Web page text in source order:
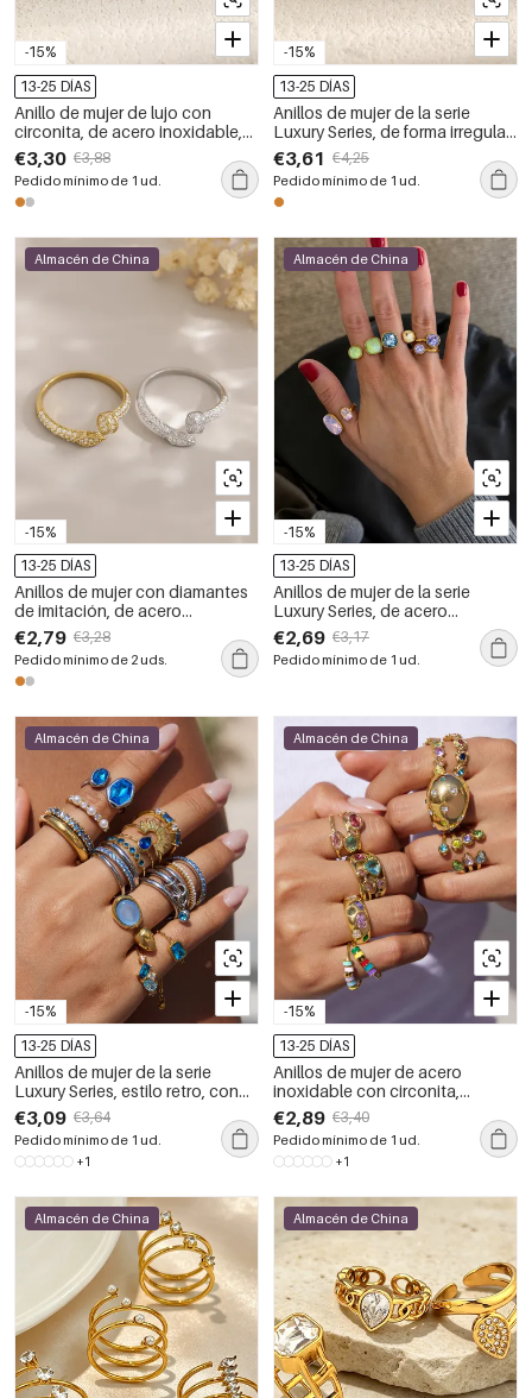
-15%
13-25 DÍAS
Anillo de mujer de lujo con
circonita, de acero inoxidable,
resistente al agua, de forma
irregular y estilo oceánico.
€3,30 €3,88
Pedido mínimo de 1 ud.
-15%
13-25 DÍAS
Anillos de mujer de la serie
Luxury Series, de forma irregular
sencilla, de acero inoxidable,
resistentes al agua y con
circonitas color oro.
€3,61 €4,25
Pedido mínimo de 1 ud.
-15%
Almacén de China
13-25 DÍAS
Anillos de mujer con diamantes
de imitación, de acero
inoxidable, resistentes al agua y
con forma geométrica.
€2,79 €3,28
Pedido mínimo de 2 uds.
-15%
Almacén de China
13-25 DÍAS
Anillos de mujer de la serie
Luxury Series, de acero
inoxidable con forma irregular,
resistentes al agua y con
circonitas color oro.
€2,69 €3,17
Pedido mínimo de 1 ud.
-15%
Almacén de China
13-25 DÍAS
Anillos de mujer de la serie
Luxury Series, estilo retro, con
forma irregular, de acero
inoxidable, resistentes al agua y
con circonitas color oro.
€3,09 €3,64
Pedido mínimo de 1 ud.
+1
-15%
Almacén de China
13-25 DÍAS
Anillos de mujer de acero
inoxidable con circonita,
resistentes al agua y de forma
irregular, de la serie Luxury
Series.
€2,89 €3,40
Pedido mínimo de 1 ud.
+1
Almacén de China Almacén de China